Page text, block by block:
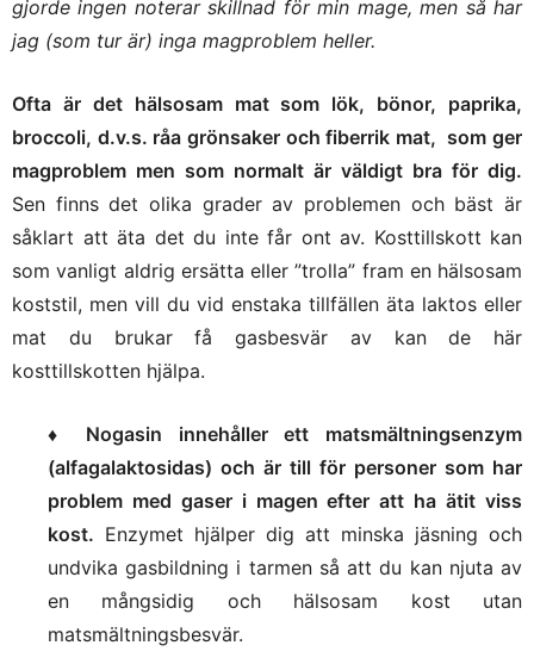
gjorde ingen noterar skillnad för min mage, men så har
jag (som tur är) inga magproblem heller.
Ofta är det hälsosam mat som lök, bönor, paprika,
broccoli, d.v.s. råa grönsaker och fiberrik mat, som ger
magproblem men som normalt är väldigt bra för dig.
Sen finns det olika grader av problemen och bäst är
såklart att äta det du inte får ont av. Kosttillskott kan
som vanligt aldrig ersätta eller ”trolla” fram en hälsosam
koststil, men vill du vid enstaka tillfällen äta laktos eller
mat du brukar få gasbesvär av kan de här
kosttillskotten hjälpa.
♦ Nogasin innehåller ett matsmältningsenzym
(alfagalaktosidas) och är till för personer som har
problem med gaser i magen efter att ha ätit viss
kost. Enzymet hjälper dig att minska jäsning och
undvika gasbildning i tarmen så att du kan njuta av
en mångsidig och hälsosam kost utan
matsmältningsbesvär.